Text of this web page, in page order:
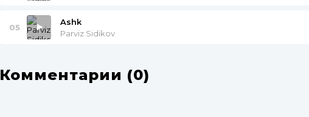
05
Ashk
Parviz Sidikov
Комментарии (0)